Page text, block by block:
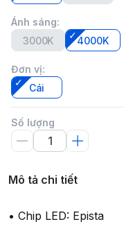
Ánh sáng:
3000K
4000K
Đơn vị:
Cái
Số lượng
Mô tả chi tiết
• Chip LED: Epista